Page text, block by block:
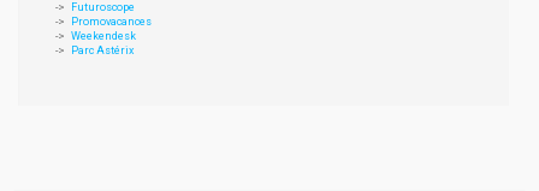
Futuroscope
Promovacances
Weekendesk
Parc Astérix